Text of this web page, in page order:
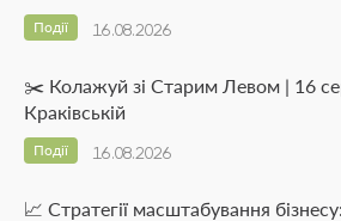
16.08.2026
Події
✂️ Колажуй зі Старим Левом | 16
Краківській
16.08.2026
Події
📈 Стратегії масштабування